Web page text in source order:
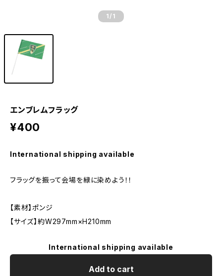
1 /1
エンブレムフラッグ
¥400
International shipping available
フラッグを振って会場を緑に染めよう！！
【素材】ポンジ
【サイズ】約W297mm×H210mm
International shipping available
Add to cart